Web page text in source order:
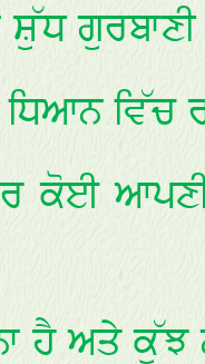
ਸ਼ੁੱਧ
ਧਿਆਨ ਵਿੱਚ
ਕੋਈ
ਹੈ ਅਤੇ ਕੁੱਝ